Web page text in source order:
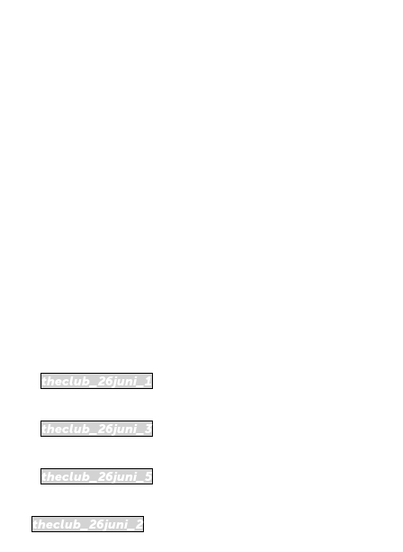
theclub_26juni_1
theclub_26juni_3
theclub_26juni_5
theclub_26juni_2